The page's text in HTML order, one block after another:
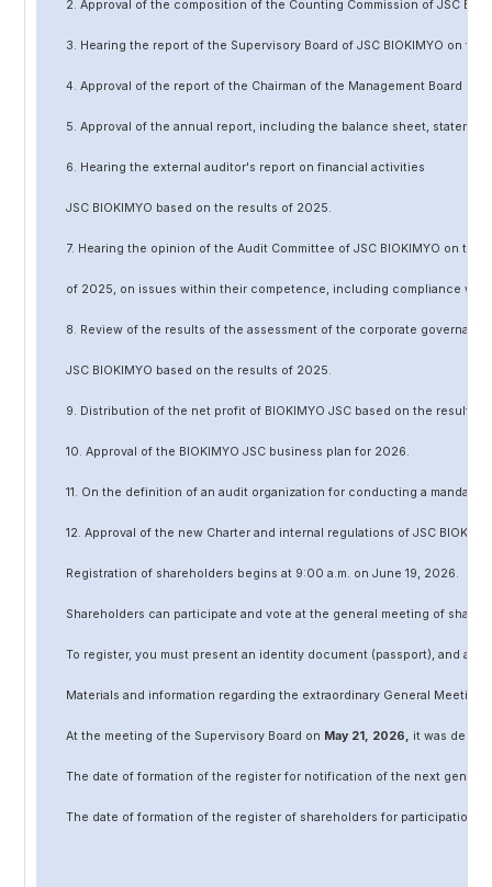
2. Approval of the composition of the Counting Commission of JSC
3. Hearing the report of the Supervisory Board of JSC BIOKIMYO on
4. Approval of the report of the Chairman of the Management Board
5. Approval of the annual report, including the balance sheet,
6. Hearing the external auditor's report on financial activities
JSC BIOKIMYO based on the results of 2025.
7. Hearing the opinion of the Audit Committee of JSC BIOKIMYO on the
of 2025, on issues within their competence, including compliance
8. Review of the results of the assessment of the corporate
JSC BIOKIMYO based on the results of 2025.
9. Distribution of the net profit of BIOKIMYO JSC based on the results
10. Approval of the BIOKIMYO JSC business plan for 2026.
11. On the definition of an audit organization for conducting a
12. Approval of the new Charter and internal regulations of JSC
Registration of shareholders begins at 9:00 a.m. on June 19, 2026.
Shareholders can participate and vote at the general meeting of
To register, you must present an identity document (passport), and a
Materials and information regarding the extraordinary General
At the meeting of the Supervisory Board on May21, 2026, it was
The date of formation of the register for notification of the next
The date of formation of the register of shareholders for participation